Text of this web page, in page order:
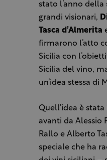
stato l’anno
grandi visionari,
Tasca d’Almerita
firmarono l’atto
Sicilia con
Sicilia del vino,
un’idea stessa di
Quell’idea è
avanti da Alessio
Rallo e Alberto
speciale che ha